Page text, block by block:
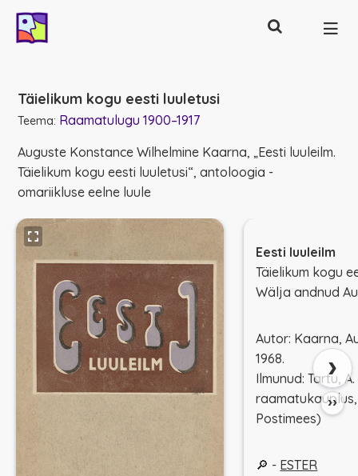
Otsing
Täielikum kogu eesti luuletusi
Teema: Raamatulugu 1900–1917
Auguste Konstance Wilhelmine Kaarna, „Eesti luuleilm.
Täielikum kogu eesti luuletusi“, antoloogia -
omariikluse eelne luule
Eesti luuleilm
Täielikum kogu
Wälja andnud
Autor: Kaarna,
1968.
Ilmunud: Tartu,
raamatukauplus,
Postimees)
🔎 - ESTER
››
›